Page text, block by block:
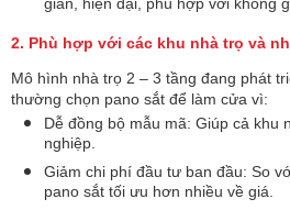
giản, hiện đại, phù hợp với không
2. Phù hợp với các khu nhà trọ và
Mô hình nhà trọ 2 – 3 tầng đang phát
thường chọn pano sắt để làm cửa vì:
Dễ đồng bộ mẫu mã: Giúp cả khu
nghiệp.
Giảm chi phí đầu tư ban đầu: So
pano sắt tối ưu hơn nhiều về giá.